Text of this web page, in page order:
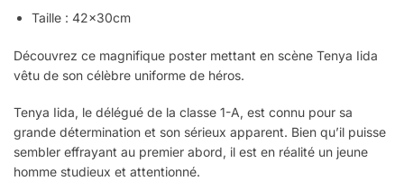
Taille : 42x30cm
Découvrez ce magnifique poster mettant en scène Tenya Iida
vêtu de son célèbre uniforme de héros.
Tenya Iida, le délégué de la classe 1-A, est connu pour sa
grande détermination et son sérieux apparent. Bien qu’il puisse
sembler effrayant au premier abord, il est en réalité un jeune
homme studieux et attentionné.